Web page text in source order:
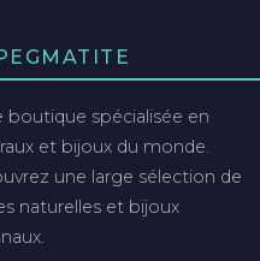
boutique spécialisée en
et bijoux du monde.
une large sélection de
naturelles et bijoux